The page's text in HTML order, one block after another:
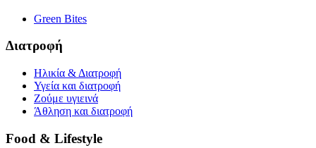
Green Bites
Διατροφή
Ηλικία & Διατροφή
Υγεία και διατροφή
Ζούμε υγιεινά
Άθληση και διατροφή
Food & Lifestyle